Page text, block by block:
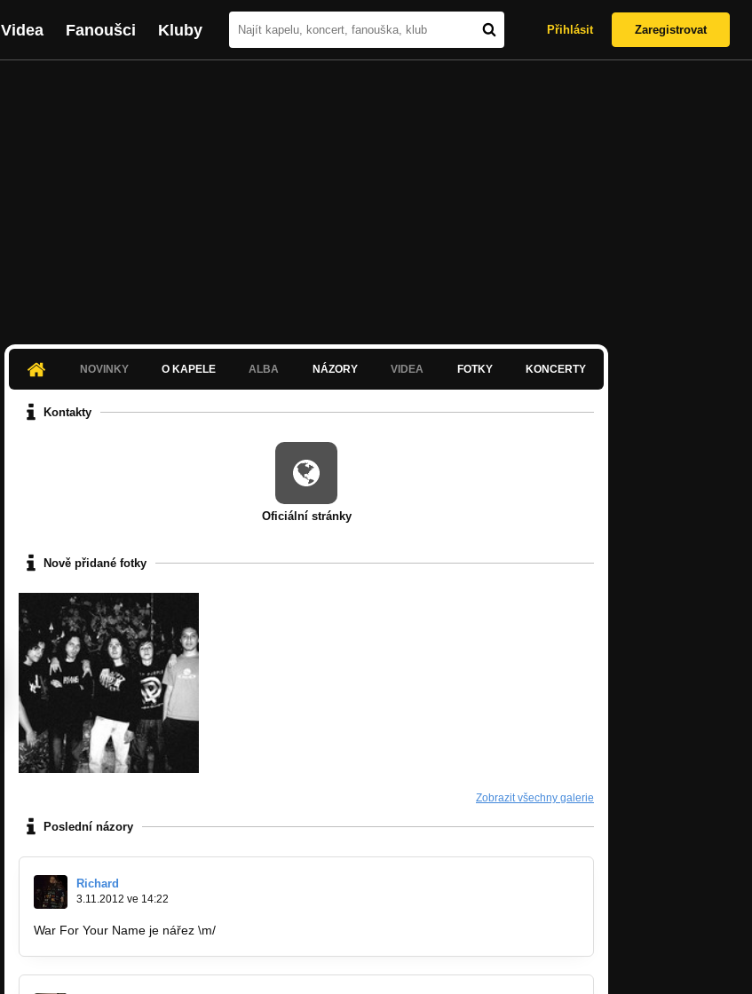
Videa Fanoušci Kluby Přihlásit Zaregistrovat
NOVINKY O KAPELE ALBA NÁZORY VIDEA FOTKY KONCERTY
Kontakty
Oficiální stránky
Nově přidané fotky
Zobrazit všechny galerie
Poslední názory
Richard
3.11.2012 ve 14:22
War For Your Name je nářez \m/